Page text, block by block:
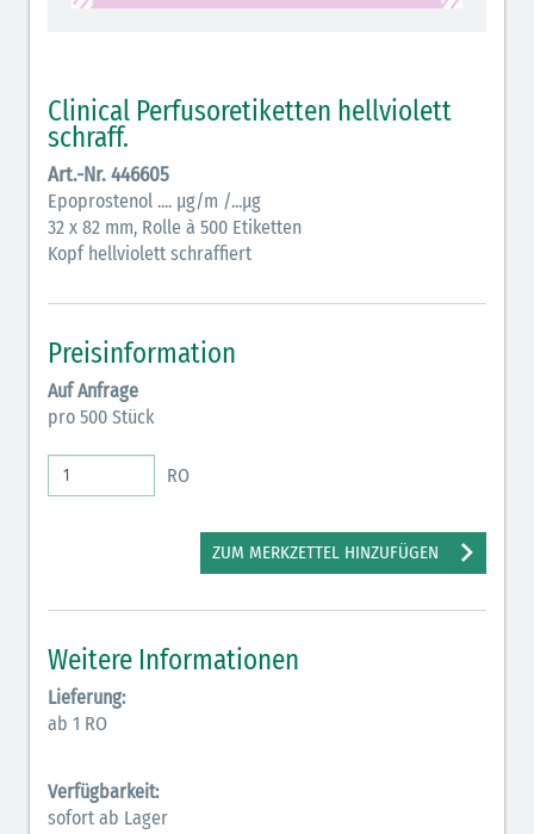
Antiemetika (salmon)
Verschiedene Medikamente (weiß)
Antikoagulantien (hellgrau/weiß mit schwarzem
Rahmen)
Antikonvulsiva (grau-lila)
Inodilatatoren (rot-grün)
Elektrolyte (grün-pink)
Elektrolyte Kalium (grün-blau)
Elektrolyte NaCl (grün)
Hormone (braun-beige)
Clinical Perfusoretiketten hellviolett
schraff.
Art.-Nr. 446605
Epoprostenol .... µg/m /...µg
32 x 82 mm, Rolle à 500 Etiketten
Kopf hellviolett schraffiert
Preisinformation
Auf Anfrage
pro 500 Stück
RO
ZUM MERKZETTEL HINZUFÜGEN
Weitere Informationen
Lieferung:
ab 1 RO
Verfügbarkeit:
sofort ab Lager